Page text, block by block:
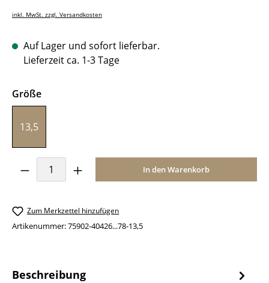
inkl. MwSt. zzgl. Versandkosten
Auf Lager und sofort lieferbar.
Lieferzeit ca. 1-3 Tage
Größeauswählen
13,5
Produkt Anzahl: Gib den gewünschten
In den Warenkorb
Zum Merkzettel hinzufügen
Artikenummer:75902-40426...78-13,5
Beschreibung